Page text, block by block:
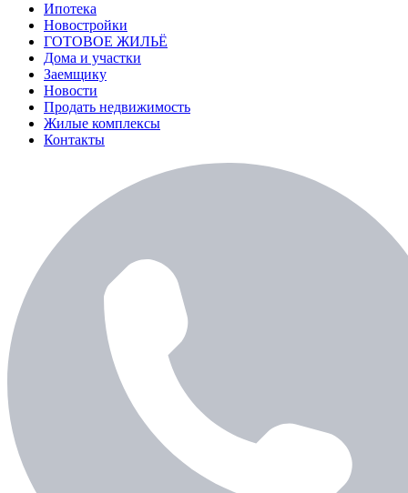
Ипотека
Новостройки
ГОТОВОЕ ЖИЛЬЁ
Дома и участки
Заемщику
Новости
Продать недвижимость
Жилые комплексы
Контакты